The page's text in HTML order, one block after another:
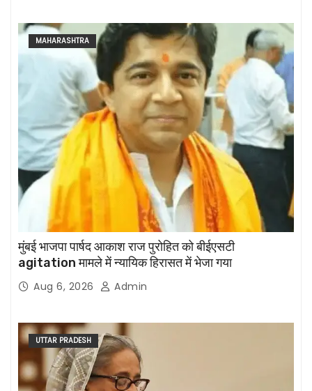
MAHARASHTRA
मुंबई भाजपा पार्षद आकाश राज पुरोहित को बीईएसटी
agitation मामले में न्यायिक हिरासत में भेजा गया
Aug 6, 2026 Admin
UTTAR PRADESH